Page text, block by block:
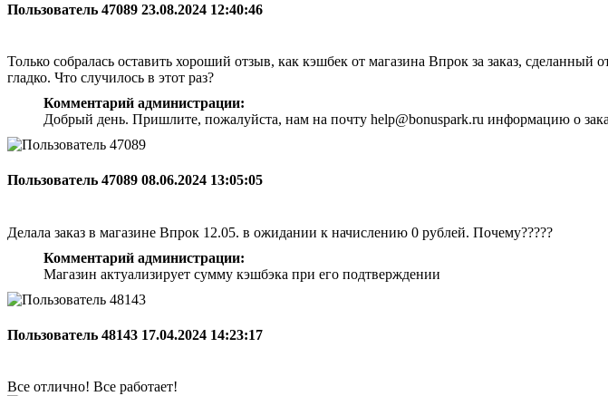
Пользователь 47089 23.08.2024 12:40:46
Только собралась оставить хороший отзыв, как кэшбек от магазина Впрок за заказ,
гладко. Что случилось в этот раз?
Комментарий администрации:
Добрый день. Пришлите, пожалуйста, нам на почту help@bonuspark.ru информацию о
Пользователь 47089 08.06.2024 13:05:05
Делала заказ в магазине Впрок 12.05. в ожидании к начислению 0 рублей. Почему?????
Комментарий администрации:
Магазин актуализирует сумму кэшбэка при его подтверждении
Пользователь 48143 17.04.2024 14:23:17
Все отлично! Все работает!